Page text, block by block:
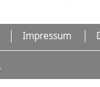
Impressum